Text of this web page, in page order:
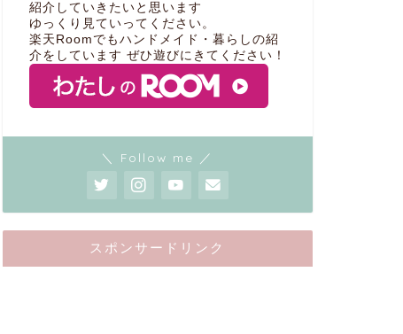
紹介していきたいと思います
ゆっくり見ていってください。
楽天Roomでもハンドメイド・暮らしの紹
介をしています ぜひ遊びにきてください！
＼ Follow me ／
スポンサードリンク